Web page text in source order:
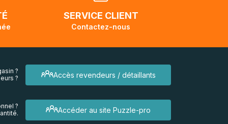
SERVICE CLIENT
Contactez-nous
Accès revendeurs / détaillants
?
?
Accéder au site Puzzle-pro
?